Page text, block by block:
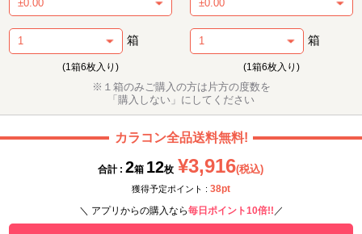
箱
(1箱6枚入り)
箱
(1箱6枚入り)
※１箱のみご購入の方は片方の度数を
「購入しない」にしてください
カラコン全品送料無料!
合計 : 2箱 12枚 ¥3,916(税込)
獲得予定ポイント : 38pt
＼ アプリからの購入なら毎日ポイント10倍!! ／